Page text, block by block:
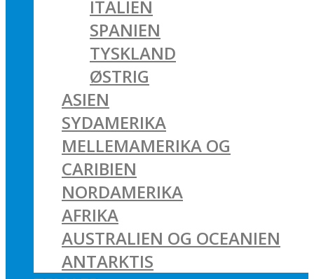
ITALIEN
SPANIEN
TYSKLAND
ØSTRIG
ASIEN
SYDAMERIKA
MELLEMAMERIKA OG
CARIBIEN
NORDAMERIKA
AFRIKA
AUSTRALIEN OG OCEANIEN
ANTARKTIS